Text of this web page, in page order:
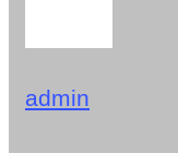
admin